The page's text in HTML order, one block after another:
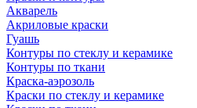
Акварель
Акриловые краски
Гуашь
Контуры по стеклу и керамике
Контуры по ткани
Краска-аэрозоль
Краски по стеклу и керамике